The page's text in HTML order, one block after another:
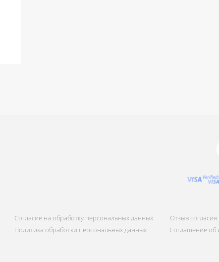
Согласие на обработку персональных данных
Отзыв
Политика обработки персональных данных
Соглашение об